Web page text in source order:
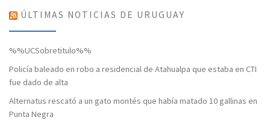
ÚLTIMAS NOTICIAS DE URUGUAY
%%UCSobretitulo%%
Policía baleado en robo a residencial de Atahualpa que estaba en CTI
fue dado de alta
Alternatus rescató a un gato montés que había matado 10 gallinas en
Punta Negra